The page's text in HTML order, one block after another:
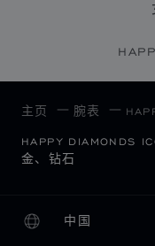
主页 腕表
HAPPY DIAMONDS
金、钻石
中国
本地化（更
更改国家/地区